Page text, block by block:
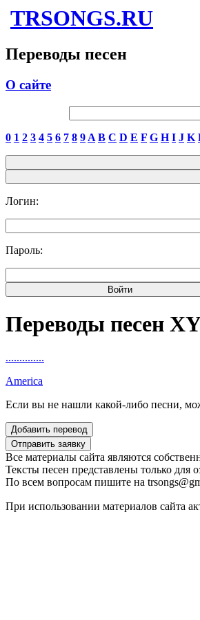
TRSONGS.RU
Переводы песен
О сайте
0 1 2 3 4 5 6 7 8 9 A B C D E F G H I J K
Логин:
Пароль:
Переводы песен
..............
America
Если вы не нашли какой-либо песни,
Все материалы сайта являются
Тексты песен представлены только для
По всем вопросам пишите на
При использовании материалов сайта